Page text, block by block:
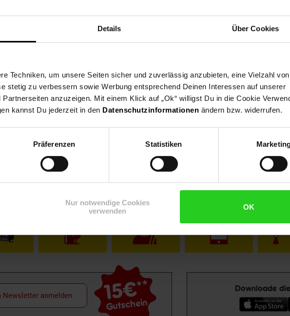
Details Über Cookies
Techniken, um unsere Seiten sicher und zuverlässig anzubieten, eine Vielzahl von
stetig zu verbessern sowie Werbung entsprechend Deinen Interessen auf unserer
anzuzeigen. Mit einem Klick auf „Ok“ willigst Du in die Cookie
kannst Du jederzeit in den Datenschutzinformationen ändern bzw. widerrufen.
Präferenzen Statistiken
Nur notwendige Cookies
verwenden
OK
15€**
Gutschein
Newsletter anmelden
Downloade die